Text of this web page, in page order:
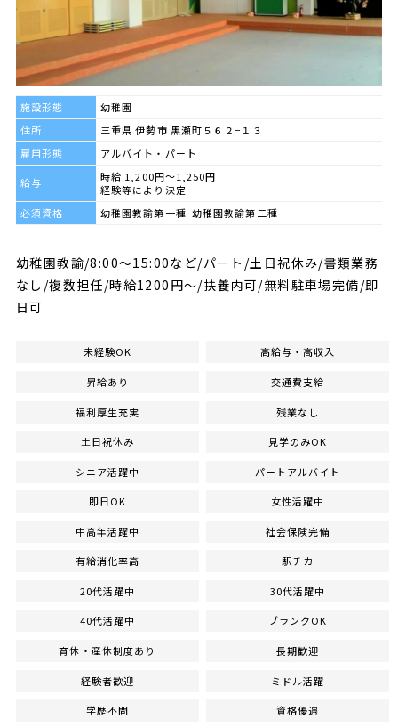
施設形態
幼稚園
住所
三重県 伊勢市 黒瀬町５６２−１３
雇用形態
アルバイト・パート
給与
時給 1,200円～1,250円
経験等により決定
必須資格
幼稚園教諭第一種 幼稚園教諭第二種
幼稚園教諭/8:00～15:00など/パート/土日祝休み/書類業務
なし/複数担任/時給1200円～/扶養内可/無料駐車場完備/即
日可
未経験OK 高給与・高収入
昇給あり 交通費支給
福利厚生充実 残業なし
土日祝休み 見学のみOK
シニア活躍中 パートアルバイト
即日OK 女性活躍中
中高年活躍中 社会保険完備
有給消化率高 駅チカ
20代活躍中 30代活躍中
40代活躍中 ブランクOK
育休・産休制度あり 長期歓迎
経験者歓迎 ミドル活躍
学歴不問 資格優遇